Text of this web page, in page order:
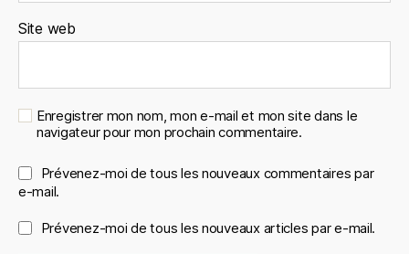
Site web
Enregistrer mon nom, mon e-mail et mon site dans le
navigateur pour mon prochain commentaire.
Prévenez-moi de tous les nouveaux commentaires par
e-mail.
Prévenez-moi de tous les nouveaux articles par e-mail.